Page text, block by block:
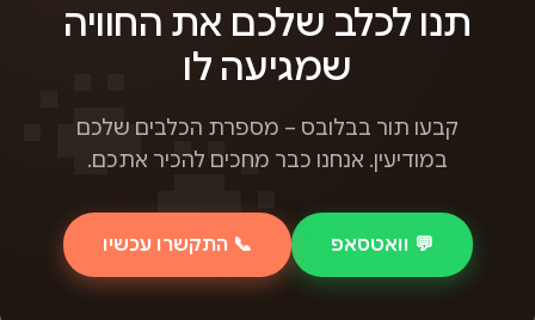
תנו לכלב שלכם את החוויה
שמגיעה לו
קבעו תור בבלובס – מספרת הכלבים שלכם
במודיעין. אנחנו כבר מחכים להכיר אתכם.
💬 וואטסאפ 📞 התקשרו עכשיו